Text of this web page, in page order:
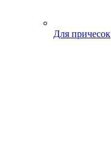
Для причесок